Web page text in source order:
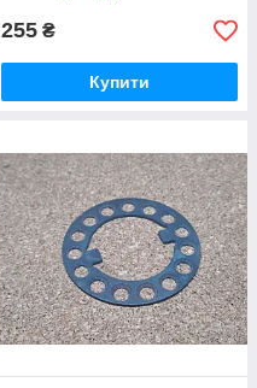
255 ₴
Купити